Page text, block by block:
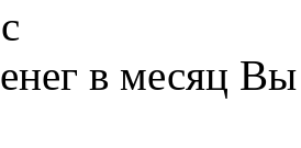
в месяц